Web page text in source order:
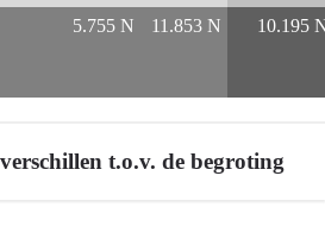
5.755 N 11.853 N 10.195
t.o.v. de begroting